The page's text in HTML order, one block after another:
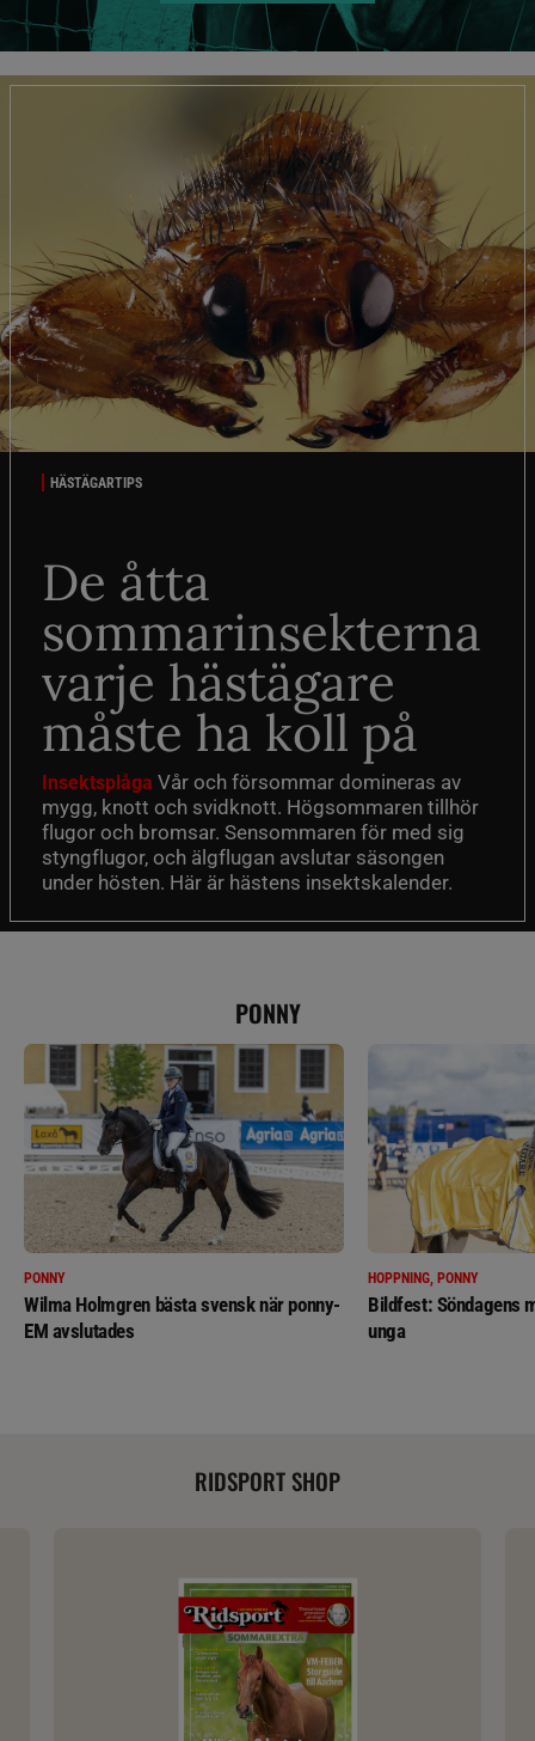
HÄSTÄGARTIPS
De åtta
sommarinsekterna
varje hästägare
måste ha koll på
Insektsplåga Vår och försommar domineras av
mygg, knott och svidknott. Högsommaren tillhör
flugor och bromsar. Sensommaren för med sig
styngflugor, och älgflugan avslutar säsongen
under hösten. Här är hästens insektskalender.
PONNY
PONNY
Wilma Holmgren bästa svensk när ponny-
EM avslutades
HOPPNING, PONNY
Bildfest: Söndagens
unga
RIDSPORT SHOP